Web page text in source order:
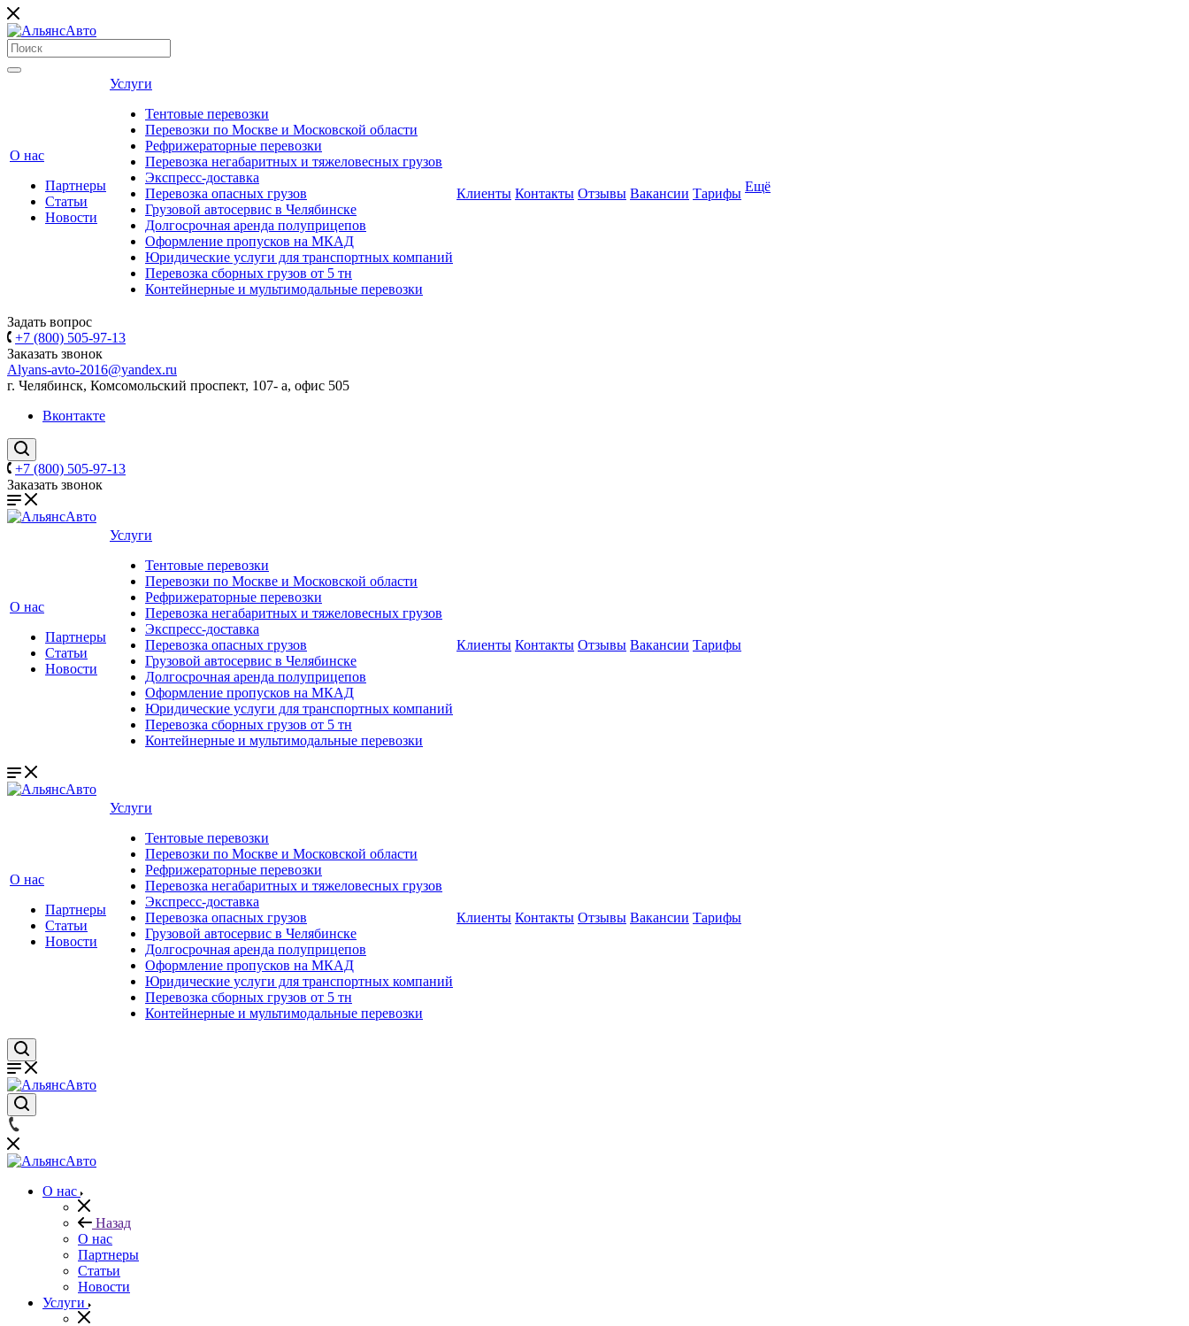
О нас
Партнеры
Статьи
Новости
Услуги
Тентовые перевозки
Перевозки по Москве и Московской области
Рефрижераторные перевозки
Перевозка негабаритных и тяжеловесных грузов
Экспресс-доставка
Перевозка опасных грузов
Грузовой автосервис в Челябинске
Долгосрочная аренда полуприцепов
Оформление пропусков на МКАД
Юридические услуги для транспортных компаний
Перевозка сборных грузов от 5 тн
Контейнерные и мультимодальные перевозки
Клиенты Контакты Отзывы Вакансии Тарифы Ещё
Задать вопрос
+7 (800) 505-97-13
Заказать звонок
Alyans-avto-2016@yandex.ru
г. Челябинск, Комсомольский проспект, 107- а, офис 505
Вконтакте
+7 (800) 505-97-13
Заказать звонок
О нас
Партнеры
Статьи
Новости
Услуги
Тентовые перевозки
Перевозки по Москве и Московской области
Рефрижераторные перевозки
Перевозка негабаритных и тяжеловесных грузов
Экспресс-доставка
Перевозка опасных грузов
Грузовой автосервис в Челябинске
Долгосрочная аренда полуприцепов
Оформление пропусков на МКАД
Юридические услуги для транспортных компаний
Перевозка сборных грузов от 5 тн
Контейнерные и мультимодальные перевозки
Клиенты Контакты Отзывы Вакансии Тарифы
О нас
Партнеры
Статьи
Новости
Услуги
Тентовые перевозки
Перевозки по Москве и Московской области
Рефрижераторные перевозки
Перевозка негабаритных и тяжеловесных грузов
Экспресс-доставка
Перевозка опасных грузов
Грузовой автосервис в Челябинске
Долгосрочная аренда полуприцепов
Оформление пропусков на МКАД
Юридические услуги для транспортных компаний
Перевозка сборных грузов от 5 тн
Контейнерные и мультимодальные перевозки
Клиенты Контакты Отзывы Вакансии Тарифы
О нас
Назад
О нас
Партнеры
Статьи
Новости
Услуги